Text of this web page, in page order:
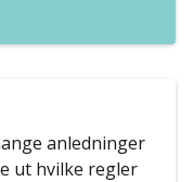
anledninger
ut hvilke regler